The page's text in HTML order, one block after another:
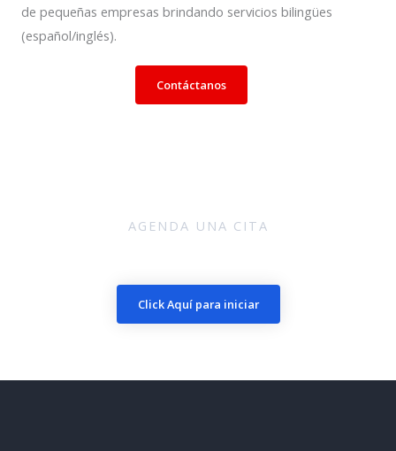
de pequeñas empresas brindando servicios bilingües
(español/inglés).
Contáctanos
AGENDA UNA CITA
Click Aquí para iniciar